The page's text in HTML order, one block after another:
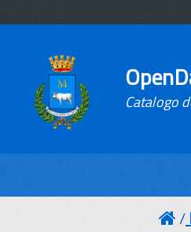
Catalogo